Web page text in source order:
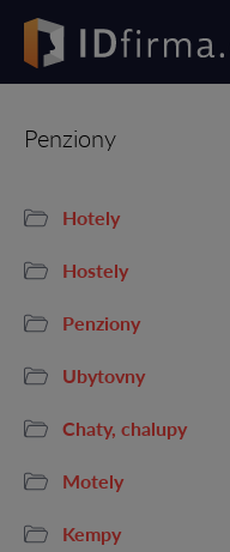
Penziony
Hotely
Hostely
Penziony
Ubytovny
Chaty, chalupy
Motely
Kempy